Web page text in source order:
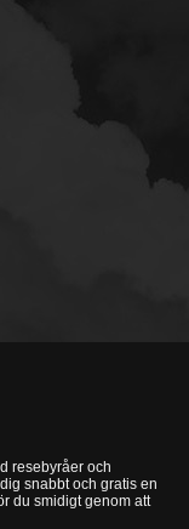
resebyråer och
snabbt och gratis en
du smidigt genom att